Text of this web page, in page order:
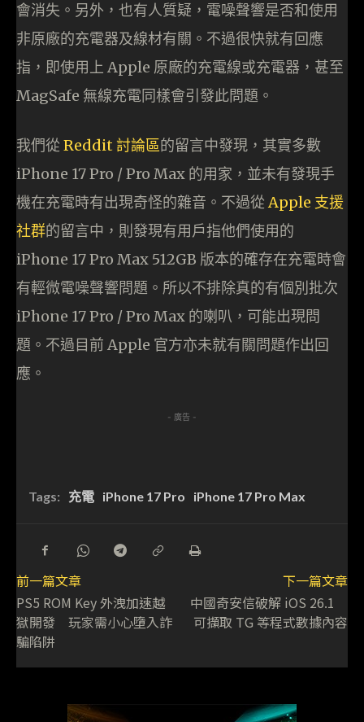
會消失。另外，也有人質疑，電噪聲響是否和使用
非原廠的充電器及線材有關。不過很快就有回應
指，即使用上 Apple 原廠的充電線或充電器，甚至
MagSafe 無線充電同樣會引發此問題。
我們從 Reddit 討論區的留言中發現，其實多數
iPhone 17 Pro / Pro Max 的用家，並未有發現手
機在充電時有出現奇怪的雜音。不過從Apple 支援
社群的留言中，則發現有用戶指他們使用的
iPhone 17 Pro Max 512GB 版本的確存在充電時會
有輕微電噪聲響問題。所以不排除真的有個別批次
iPhone 17 Pro / Pro Max 的喇叭，可能出現問
題。不過目前 Apple 官方亦未就有關問題作出回
應。
- 廣告 -
Tags: 充電 iPhone 17 Pro iPhone 17 Pro Max
前一篇文章
PS5 ROM Key 外洩加速越
獄開發 玩家需小心墮入詐
騙陷阱
下一篇文章
中國奇安信破解 iOS 26.1
可擷取 TG 等程式數據內容